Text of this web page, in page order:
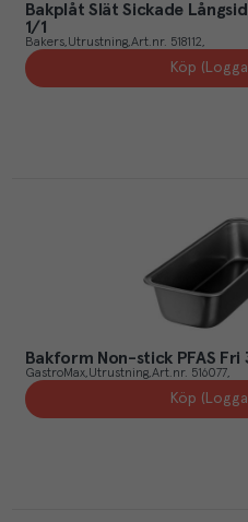
Bakplåt Slät Sickade
1/1
Bakers Utrustning Art.nr. 518112
Köp
Bakform Non-stick PFAS Fri
GastroMax Utrustning Art.nr. 516077
Köp